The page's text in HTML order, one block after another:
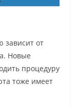
зависит от
Новые
процедуру
тоже имеет